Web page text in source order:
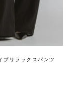
プリラックスパンツ